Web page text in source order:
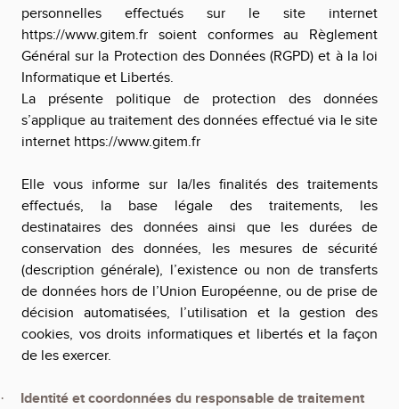
personnelles effectués sur le site internet
https://www.gitem.fr soient conformes au Règlement
Général sur la Protection des Données (RGPD) et à la loi
Informatique et Libertés.
La présente politique de protection des données
s’applique au traitement des données effectué via le site
internet https://www.gitem.fr
Elle vous informe sur la/les finalités des traitements
effectués, la base légale des traitements, les
destinataires des données ainsi que les durées de
conservation des données, les mesures de sécurité
(description générale), l’existence ou non de transferts
de données hors de l’Union Européenne, ou de prise de
décision automatisées, l’utilisation et la gestion des
cookies, vos droits informatiques et libertés et la façon
de les exercer.
·
Identité et coordonnées du responsable de traitement